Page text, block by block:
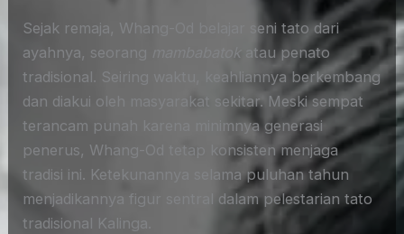
Sejak remaja, Whang-Od belajar seni tato dari
ayahnya, seorang mambabatok atau penato
tradisional. Seiring waktu, keahliannya berkembang
dan diakui oleh masyarakat sekitar. Meski sempat
terancam punah karena minimnya generasi
penerus, Whang-Od tetap konsisten menjaga
tradisi ini. Ketekunannya selama puluhan tahun
menjadikannya figur sentral dalam pelestarian tato
tradisional Kalinga.